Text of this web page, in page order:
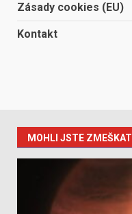
Zásady cookies (EU)
Kontakt
MOHLI JSTE ZMEŠKAT